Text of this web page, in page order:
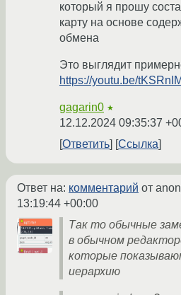
который я прошу
карту на основе
обмена
Это выглядит
https://youtu.be/
gagarin0 ★
12.12.2024 09:35:37
Ответить
Ссылка
Ответ на: комментарий от
13:19:44 +00:00
Так то обычные
в обычном
которые
иерархию